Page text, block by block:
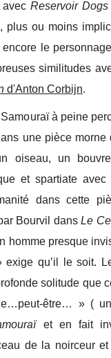
Reservoir Dogs
plus ou moins
le
similitudes
d'Anton Corbijn.
à peine
une pièce
oiseau, un
et spartiate
dans cette
Bourvil dansLe
homme presque
qu’il le soit.
solitude que
être… » (
et en fait
de la noirceur